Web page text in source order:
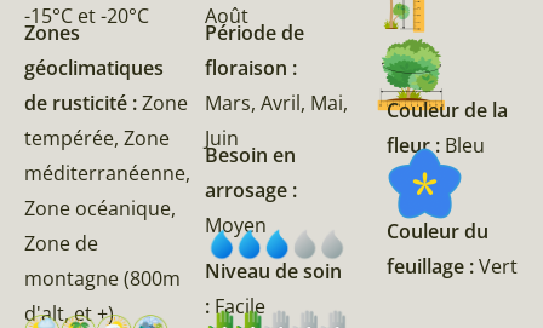
-15°C et -20°C
Zones
géoclimatiques
de rusticité :Zone
tempérée, Zone
méditerranéenne,
Zone océanique,
Zone de
montagne (800m
d'alt, et +)
Août
Période de
floraison :
Mars, Avril, Mai,
Juin
Besoin en
arrosage :
Moyen
Niveau de soin
: Facile
Couleur de la
fleur : Bleu
Couleur du
feuillage :Vert